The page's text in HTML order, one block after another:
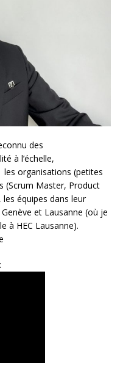
des
à l’échelle,
les organisations (petites
(Scrum Master, Product
les équipes dans leur
et Lausanne (où je
à HEC Lausanne).